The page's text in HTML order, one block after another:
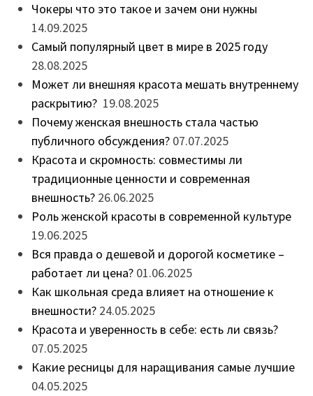
Чокеры что это такое и зачем они нужны
14.09.2025
Самый популярный цвет в мире в 2025 году
28.08.2025
Может ли внешняя красота мешать внутреннему
раскрытию? 19.08.2025
Почему женская внешность стала частью
публичного обсуждения? 07.07.2025
Красота и скромность: совместимы ли
традиционные ценности и современная
внешность? 26.06.2025
Роль женской красоты в современной культуре
19.06.2025
Вся правда о дешевой и дорогой косметике –
работает ли цена? 01.06.2025
Как школьная среда влияет на отношение к
внешности? 24.05.2025
Красота и уверенность в себе: есть ли связь?
07.05.2025
Какие ресницы для наращивания самые лучшие
04.05.2025